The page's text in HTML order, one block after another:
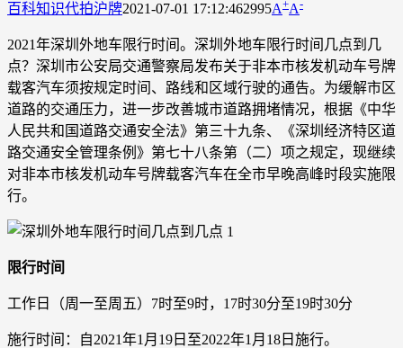
百科知识代拍沪牌2021-07-01 17:12:462995A+A-
2021年深圳外地车限行时间。深圳外地车限行时间几点到几
点？深圳市公安局交通警察局发布关于非本市核发机动车号牌
载客汽车须按规定时间、路线和区域行驶的通告。为缓解市区
道路的交通压力，进一步改善城市道路拥堵情况，根据《中华
人民共和国道路交通安全法》第三十九条、《深圳经济特区道
路交通安全管理条例》第七十八条第（二）项之规定，现继续
对非本市核发机动车号牌载客汽车在全市早晚高峰时段实施限
行。
限行时间
工作日（周一至周五）7时至9时，17时30分至19时30分
施行时间：自2021年1月19日至2022年1月18日施行。